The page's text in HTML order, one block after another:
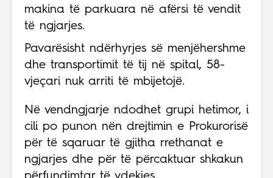
makina të parkuara në afërsi të vendit
të ngjarjes.
Pavarësisht ndërhyrjes së menjëhershme
dhe transportimit të tij në spital, 58-
vjeçari nuk arriti të mbijetojë.
Në vendngjarje ndodhet grupi hetimor, i
cili po punon nën drejtimin e Prokurorisë
për të sqaruar të gjitha rrethanat e
ngjarjes dhe për të përcaktuar shkakun